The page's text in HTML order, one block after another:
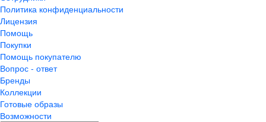
Политика конфиденциальности
Лицензия
Помощь
Покупки
Помощь покупателю
Вопрос - ответ
Бренды
Коллекции
Готовые образы
Возможности